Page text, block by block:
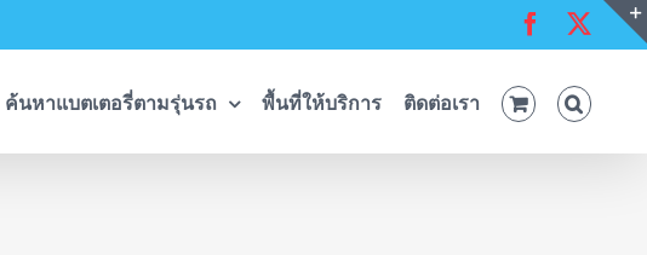
Facebook
ค้นหาแบตเตอรี่ตามรุ่นรถ พื้นที่ให้บริการ ติดต่อเรา